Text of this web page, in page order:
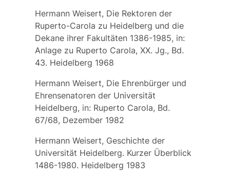
Hermann Weisert, Die Rektoren der
Ruperto-Carola zu Heidelberg und die
Dekane ihrer Fakultäten 1386-1985, in:
Anlage zu Ruperto Carola, XX. Jg., Bd.
43. Heidelberg 1968
Hermann Weisert, Die Ehrenbürger und
Ehrensenatoren der Universität
Heidelberg, in: Ruperto Carola, Bd.
67/68, Dezember 1982
Hermann Weisert, Geschichte der
Universität Heidelberg. Kurzer Überblick
1486-1980. Heidelberg 1983